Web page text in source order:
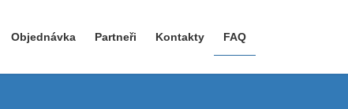
Objednávka Partneři Kontakty FAQ